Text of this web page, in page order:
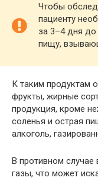
Чтобы
пациенту
за 3–4 дня
пищу,
К таким продуктам
фрукты, жирные
продукция, кроме
соленья и острая
алкоголь,
В противном случае
газы, что может